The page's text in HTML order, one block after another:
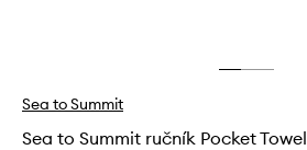
Sea to Summit
Sea to Summit ručník Pocket Towel